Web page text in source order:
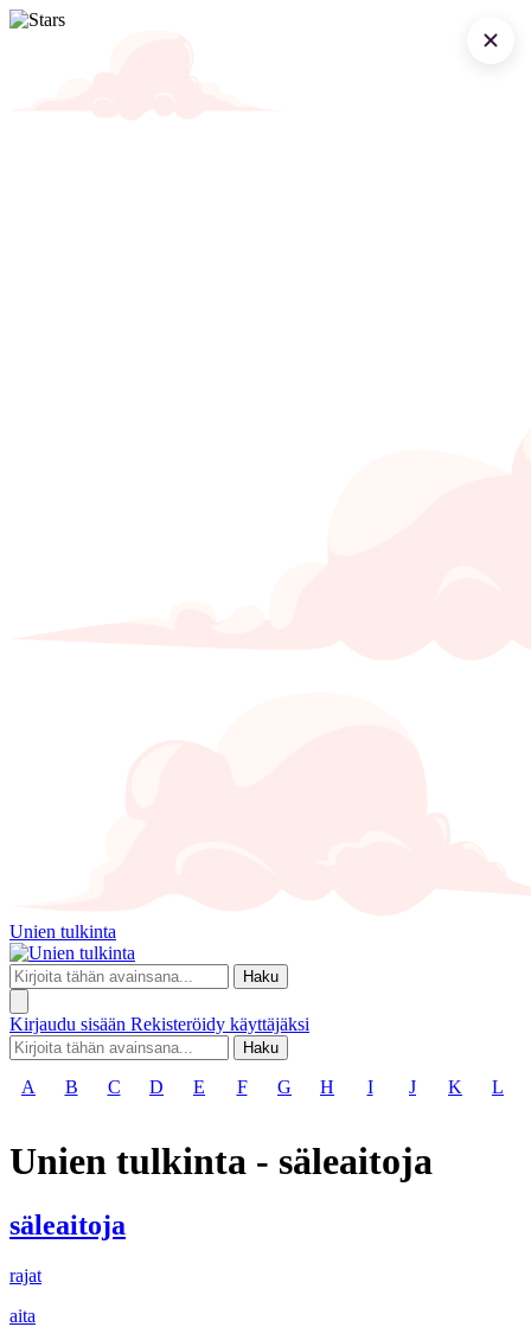
Unien tulkinta
Haku
Kirjaudu sisään Rekisteröidy käyttäjäksi
Haku
A B C D E F G H I J K L
Unien tulkinta - säleaitoja
säleaitoja
rajat
aita